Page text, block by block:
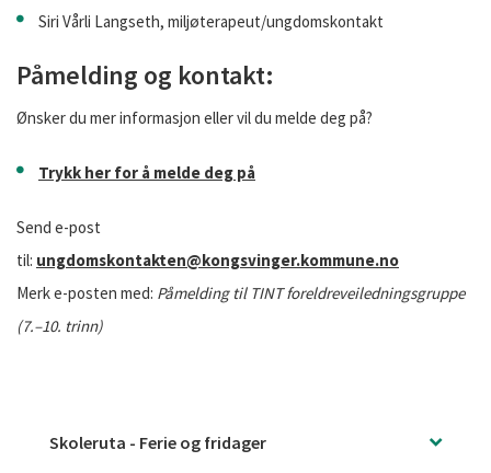
Siri Vårli Langseth, miljøterapeut/ungdomskontakt
Påmelding og kontakt:
Ønsker du mer informasjon eller vil du melde deg på?
Trykk her for å melde deg på
Send e-post
til: ungdomskontakten@kongsvinger.kommune.no
Merk e-posten med: Påmelding til TINT foreldreveiledningsgruppe
(7.–10. trinn)
Skoleruta - Ferie og fridager